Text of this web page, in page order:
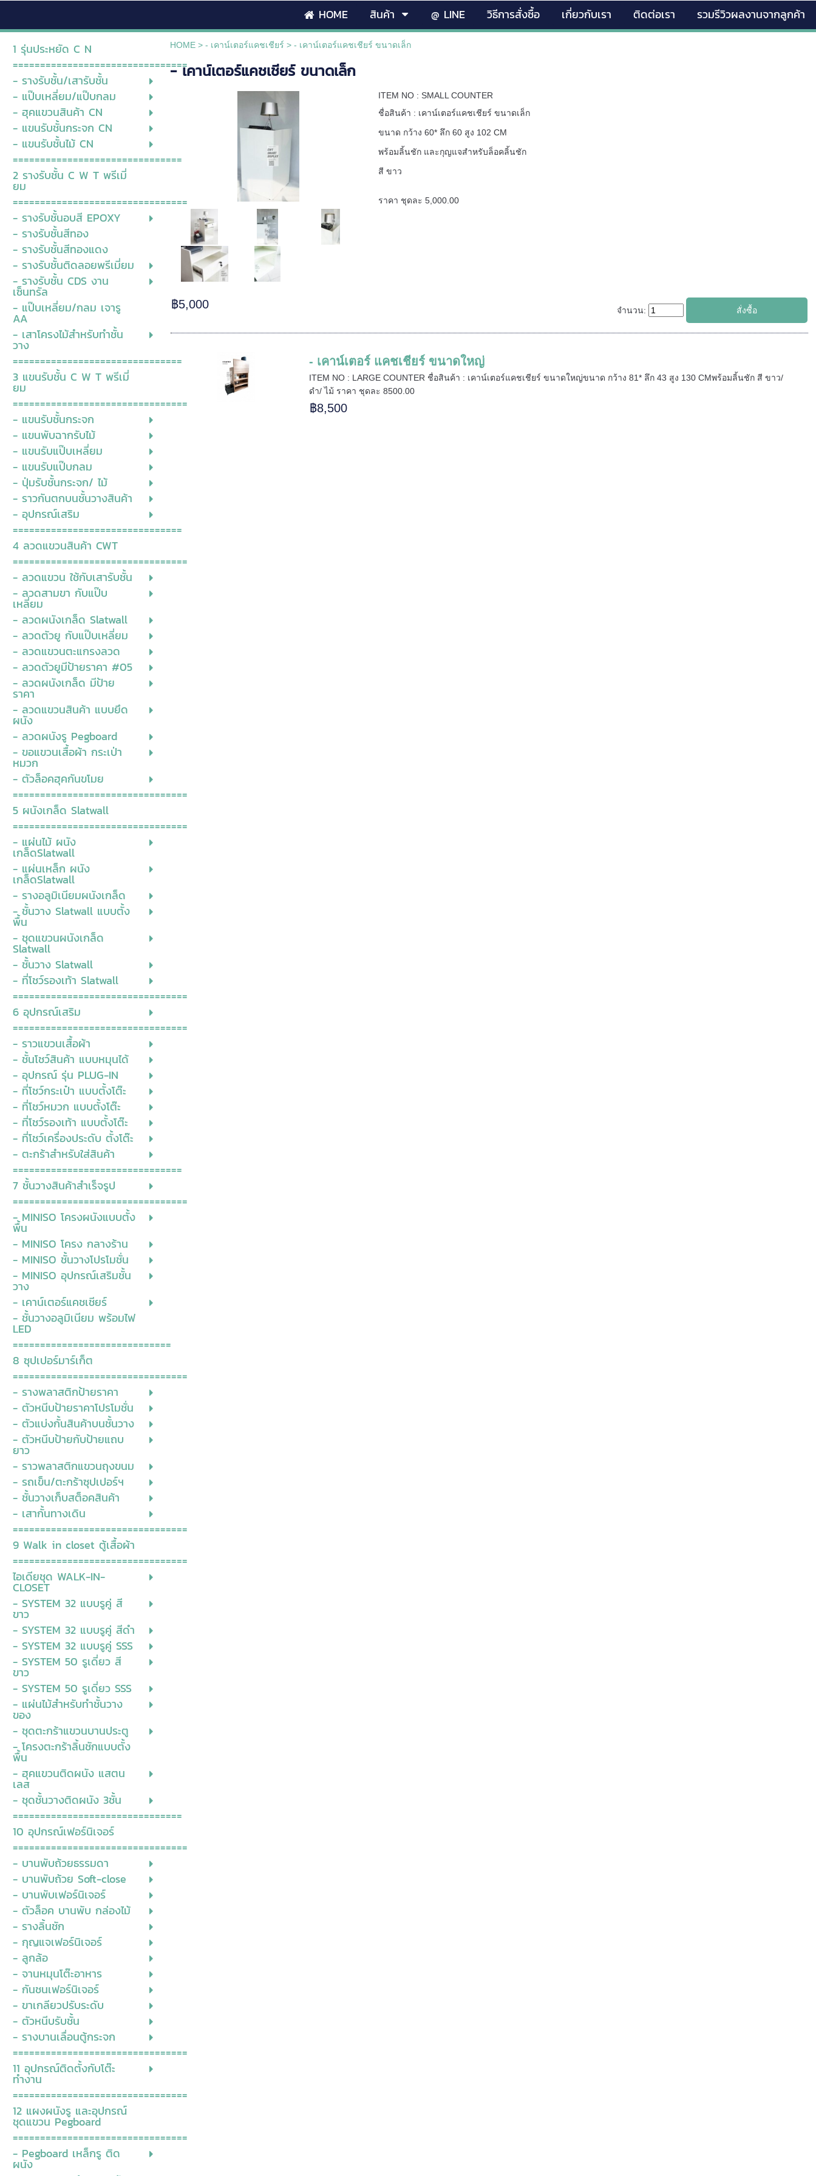
HOME สินค้า @ LINE วิธีการสั่งซื้อ เกี่ยวกับเรา ติดต่อเรา รวมรีวิวผลงานจากลูกค้า
1 รุ่นประหยัด C N
================================
- รางรับชั้น/เสารับชั้น
- แป๊บเหลี่ยม/แป๊บกลม
- ฮุคแขวนสินค้า CN
- แขนรับชั้นกระจก CN
- แขนรับชั้นไม้ CN
===============================
2 รางรับชั้น C W T พรีเมี่
ยม
================================
- รางรับชั้นอบสี EPOXY
- รางรับชั้นสีทอง
- รางรับชั้นสีทองแดง
- รางรับชั้นติดลอยพรีเมี่ยม
- รางรับชั้น CDS งาน
เซ็นทรัล
- แป๊บเหลี่ยม/กลม เจารู
AA
- เสาโครงไม้สำหรับทำชั้น
วาง
===============================
3 แขนรับชั้น C W T พรีเมี่
ยม
================================
- แขนรับชั้นกระจก
- แขนพับฉากรับไม้
- แขนรับแป๊บเหลี่ยม
- แขนรับแป๊บกลม
- ปุ่มรับชั้นกระจก/ ไม้
- ราวกันตกบนชั้นวางสินค้า
- อุปกรณ์เสริม
===============================
4 ลวดแขวนสินค้า CWT
================================
- ลวดแขวน ใช้กับเสารับชั้น
- ลวดสามขา กับแป๊บ
เหลี่ยม
- ลวดผนังเกล็ด Slatwall
- ลวดตัวยู กับแป๊บเหลี่ยม
- ลวดแขวนตะแกรงลวด
- ลวดตัวยูมีป้ายราคา #05
- ลวดผนังเกล็ด มีป้าย
ราคา
- ลวดแขวนสินค้า แบบยึด
ผนัง
- ลวดผนังรู Pegboard
- ขอแขวนเสื้อผ้า กระเป่า
หมวก
- ตัวล็อคฮุคกันขโมย
================================
5 ผนังเกล็ด Slatwall
================================
- แผ่นไม้ ผนัง
เกล็ดSlatwall
- แผ่นเหล็ก ผนัง
เกล็ดSlatwall
- รางอลูมิเนียมผนังเกล็ด
- ชั้นวาง Slatwall แบบตั้ง
พื้น
- ชุดแขวนผนังเกล็ด
Slatwall
- ชั้นวาง Slatwall
- ที่โชว์รองเท้า Slatwall
================================
6 อุปกรณ์เสริม
================================
- ราวแขวนเสื้อผ้า
- ชั้นโชว์สินค้า แบบหมุนได้
- อุปกรณ์ รุ่น PLUG-IN
- ที่โชว์กระเป๋า แบบตั้งโต๊ะ
- ที่โชว์หมวก แบบตั้งโต๊ะ
- ที่โชว์รองเท้า แบบตั้งโต๊ะ
- ที่โชว์เครื่องประดับ ตั้งโต๊ะ
- ตะกร้าสำหรับใส่สินค้า
===============================
7 ชั้นวางสินค้าสำเร็จรูป
================================
- MINISO โครงผนังแบบตั้ง
พื้น
- MINISO โครง กลางร้าน
- MINISO ชั้นวางโปรโมชั่น
- MINISO อุปกรณ์เสริมชั้น
วาง
- เคาน์เตอร์แคชเชียร์
- ชั้นวางอลูมิเนียม พร้อมไฟ
LED
=============================
8 ซุปเปอร์มาร์เก็ต
================================
- รางพลาสติกป้ายราคา
- ตัวหนีบป้ายราคาโปรโมชั่น
- ตัวแบ่งกั้นสินค้าบนชั้นวาง
- ตัวหนีบป้ายกับป้ายแถบ
ยาว
- ราวพลาสติกแขวนถุงขนม
- รถเข็น/ตะกร้าซุปเปอร์ฯ
- ชั้นวางเก็บสต็อคสินค้า
- เสากั้นทางเดิน
================================
9 Walk in closet ตู้เสื้อผ้า
================================
ไอเดียชุด WALK-IN-
CLOSET
- SYSTEM 32 แบบรูคู่ สี
ขาว
- SYSTEM 32 แบบรูคู่ สีดำ
- SYSTEM 32 แบบรูคู่ SSS
- SYSTEM 50 รูเดี่ยว สี
ขาว
- SYSTEM 50 รูเดี่ยว SSS
- แผ่นไม้สำหรับทำชั้นวาง
ของ
- ชุดตะกร้าแขวนบานประตู
- โครงตะกร้าลิ้นชักแบบตั้ง
พื้น
- ฮุคแขวนติดผนัง แสตน
เลส
- ชุดชั้นวางติดผนัง 3ชั้น
===============================
10 อุปกรณ์เฟอร์นิเจอร์
================================
- บานพับถ้วยธรรมดา
- บานพับถ้วย Soft-close
- บานพับเฟอร์นิเจอร์
- ตัวล็อค บานพับ กล่องไม้
- รางลิ้นชัก
- กุญแจเฟอร์นิเจอร์
- ลูกล้อ
- จานหมุนโต๊ะอาหาร
- กันชนเฟอร์นิเจอร์
- ขาเกลียวปรับระดับ
- ตัวหนีบรับชั้น
- รางบานเลื่อนตู้กระจก
================================
11 อุปกรณ์ติดตั้งกับโต๊ะ
ทำงาน
================================
12 แผงผนังรู และอุปกรณ์
ชุดแขวน Pegboard
================================
- Pegboard เหล็กรู ติด
ผนัง
HOME> - เคาน์เตอร์แคชเชียร์ > - เคาน์เตอร์แคชเชียร์ ขนาดเล็ก
- เคาน์เตอร์แคชเชียร์ ขนาดเล็ก
ITEM NO : SMALL COUNTER
ชื่อสินค้า : เคาน์เตอร์แคชเชียร์ ขนาดเล็ก
ขนาด กว้าง 60* ลึก 60 สูง 102 CM
พร้อมลิ้นชัก และกุญแจสำหรับล็อคลิ้นชัก
สี ขาว
ราคา ชุดละ 5,000.00
฿5,000 จำนวน:
- เคาน์เตอร์ แคชเชียร์ ขนาดใหญ่
ITEM NO : LARGE COUNTER ชื่อสินค้า : เคาน์เตอร์แคชเชียร์ ขนาดใหญ่ขนาด กว้าง 81* ลึก 43 สูง 130 CMพร้อมลิ้นชัก สี ขาว/
ดำ/ ไม้ ราคา ชุดละ 8500.00
฿8,500